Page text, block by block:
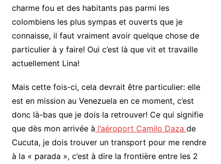
charme fou et des habitants pas parmi les
colombiens les plus sympas et ouverts que je
connaisse, il faut vraiment avoir quelque chose de
particulier à y faire! Oui c’est là que vit et travaille
actuellement Lina!
Mais cette fois-ci, cela devrait être particulier: elle
est en mission au Venezuela en ce moment, c’est
donc là-bas que je dois la retrouver! Ce qui signifie
que dès mon arrivée à l’aéroport Camilo Daza de
Cucuta, je dois trouver un transport pour me rendre
à la « parada », c’est à dire la frontière entre les 2